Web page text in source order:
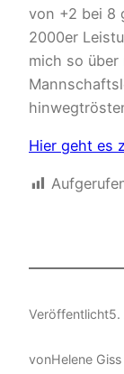
von +2 bei 8
2000er
mich so über
Hier geht es
Veröffentlicht5.
vonHelene Giss